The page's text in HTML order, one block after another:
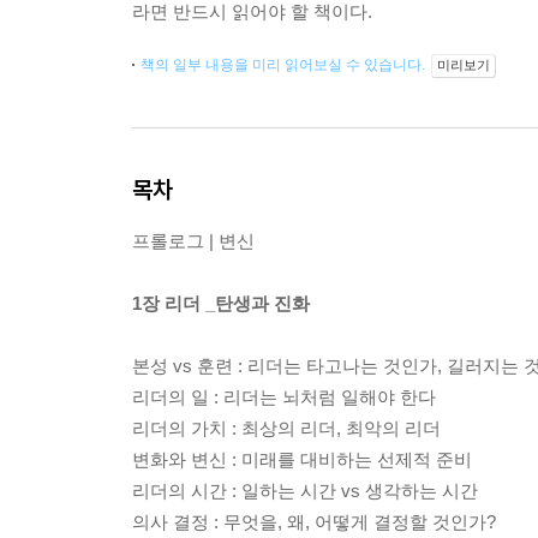
라면 반드시 읽어야 할 책이다.
책의 일부 내용을 미리 읽어보실 수 있습니다. 미리보기
목차
프롤로그 | 변신
1장 리더 _탄생과 진화
본성 vs 훈련 : 리더는 타고나는 것인가, 길러지는
리더의 일 : 리더는 뇌처럼 일해야 한다
리더의 가치 : 최상의 리더, 최악의 리더
변화와 변신 : 미래를 대비하는 선제적 준비
리더의 시간 : 일하는 시간 vs 생각하는 시간
의사 결정 : 무엇을, 왜, 어떻게 결정할 것인가?